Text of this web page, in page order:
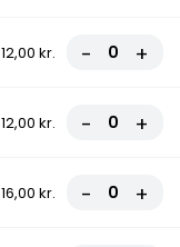
12,00 kr. - +
12,00 kr. - +
16,00 kr. - +